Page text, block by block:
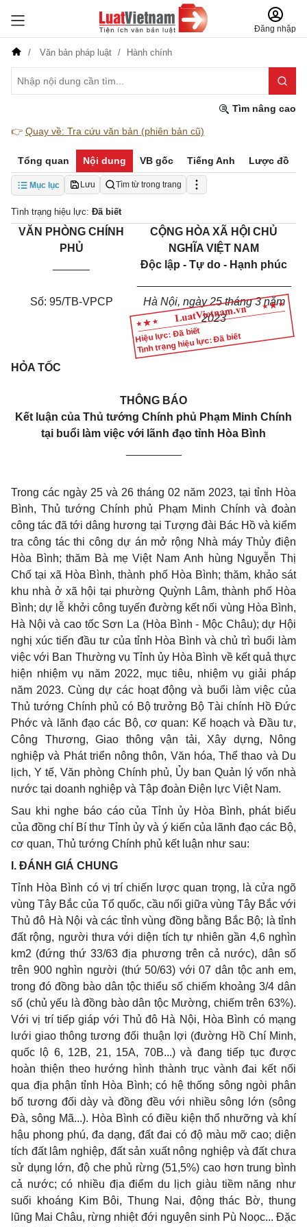
Đăng nhập
Văn bản pháp luật Hành chính
Tìm nâng cao
👉 Quay về: Tra cứu văn bản (phiên bản cũ)
Tổng quan Nội dung VB gốc Tiếng Anh Lược đồ
Mục lục Lưu Tìm từ trong trang
Tình trạng hiệu lực: Đã biết
Hiệu lực: Đã biết
Tình trạng hiệu lực: Đã biết
VĂN PHÒNG CHÍNH
PHỦ
CỘNG HÒA XÃ HỘI CHỦ
NGHĨA VIỆT NAM
Độc lập - Tự do - Hạnh phúc
Số: 95/TB-VPCP
Hà Nội, ngày 25 tháng 3 năm
2023
HỎA TỐC
THÔNG BÁO
Kết luận của Thủ tướng Chính phủ Phạm Minh Chính
tại buổi làm việc với lãnh đạo tỉnh Hòa Bình
Trong các ngày 25 và 26 tháng 02 năm 2023, tại tỉnh Hòa
Bình, Thủ tướng Chính phủ Phạm Minh Chính và đoàn
công tác đã tới dâng hương tại Tượng đài Bác Hồ và kiểm
tra công tác thi công dự án mở rộng Nhà máy Thủy điện
Hòa Bình; thăm Bà mẹ Việt Nam Anh hùng Nguyễn Thị
Chố tại xã Hòa Bình, thành phố Hòa Bình; thăm, khảo sát
khu nhà ở xã hội tại phường Quỳnh Lâm, thành phố Hòa
Bình; dự lễ khởi công tuyến đường kết nối vùng Hòa Bình,
Hà Nội và cao tốc Sơn La (Hòa Bình - Mộc Châu); dự Hội
nghị xúc tiến đầu tư của tỉnh Hòa Bình và chủ trì buổi làm
việc với Ban Thường vụ Tỉnh ủy Hòa Bình về kết quả thực
hiện nhiệm vụ năm 2022, mục tiêu, nhiệm vụ giải pháp
năm 2023. Cùng dự các hoạt động và buổi làm việc của
Thủ tướng Chính phủ có Bộ trưởng Bộ Tài chính Hồ Đức
Phớc và lãnh đạo các Bộ, cơ quan: Kế hoạch và Đầu tư,
Công Thương, Giao thông vận tải, Xây dựng, Nông
nghiệp và Phát triển nông thôn, Văn hóa, Thể thao và Du
lịch, Y tế, Văn phòng Chính phủ, Ủy ban Quản lý vốn nhà
nước tại doanh nghiệp và Tập đoàn Điện lực Việt Nam.
Sau khi nghe báo cáo của Tỉnh ủy Hòa Bình, phát biểu
của đồng chí Bí thư Tỉnh ủy và ý kiến của lãnh đạo các Bộ,
cơ quan, Thủ tướng Chính phủ kết luận như sau:
I. ĐÁNH GIÁ CHUNG
Tỉnh Hòa Bình có vị trí chiến lược quan trọng, là cửa ngõ
vùng Tây Bắc của Tổ quốc, cầu nối giữa vùng Tây Bắc với
Thủ đô Hà Nội và các tỉnh vùng đồng bằng Bắc Bộ; là tỉnh
đất rộng, người thưa với diện tích tự nhiên gần 4,6 nghìn
km2 (đứng thứ 33/63 địa phương trên cả nước), dân số
trên 900 nghìn người (thứ 50/63) với 07 dân tộc anh em,
trong đó đồng bào dân tộc thiểu số chiếm khoảng 3/4 dân
số (chủ yếu là đồng bào dân tộc Mường, chiếm trên 63%).
Với vị trí tiếp giáp với Thủ đô Hà Nội, Hòa Bình có mạng
lưới giao thông tương đối thuận lợi (đường Hồ Chí Minh,
quốc lộ 6, 12B, 21, 15A, 70B...) và đang tiếp tục được
hoàn thiện theo hướng hình thành trục vành đai kết nối
qua địa phận tỉnh Hòa Bình; có hệ thống sông ngòi phân
bố tương đối dày và đồng đều với nhiều sông lớn (sông
Đà, sông Mã...). Hòa Bình có điều kiện thổ nhưỡng và khí
hậu phong phú, đa dạng, đất đai có độ màu mỡ cao; diện
tích đất lâm nghiệp, đất sản xuất nông nghiệp và đất chưa
sử dụng lớn, độ che phủ rừng (51,5%) cao hơn trung bình
cả nước; có nhiều địa điểm du lịch giàu tiềm năng như
suối khoáng Kim Bôi, Thung Nai, động thác Bờ, thung
lũng Mai Châu, rừng nhiệt đới nguyên sinh Pù Noọc... Đặc